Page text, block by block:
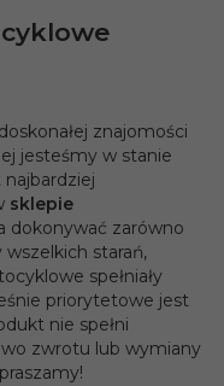
znajomości
jesteśmy w stanie
sklepie
dokonywać zarówno
wszelkich starań,
spełniały
priorytetowe jest
nie spełni
zwrotu lub wymiany